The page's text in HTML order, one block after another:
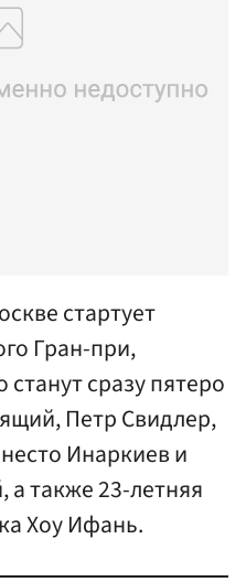
стартует
Гран-при,
сразу пятеро
Петр Свидлер,
Инаркиев и
а также 23-летняя
Хоу Ифань.